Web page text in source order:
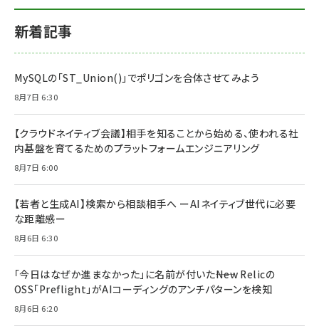
新着記事
MySQLの「ST_Union()」でポリゴンを合体させてみよう
8月7日 6:30
【クラウドネイティブ会議】相手を知ることから始める、使われる社
内基盤を育てるためのプラットフォームエンジニアリング
8月7日 6:00
【若者と生成AI】検索から相談相手へ ーAIネイティブ世代に必要
な距離感ー
8月6日 6:30
「今日はなぜか進まなかった」に名前が付いた――New Relicの
OSS「Preflight」がAIコーディングのアンチパターンを検知
8月6日 6:20